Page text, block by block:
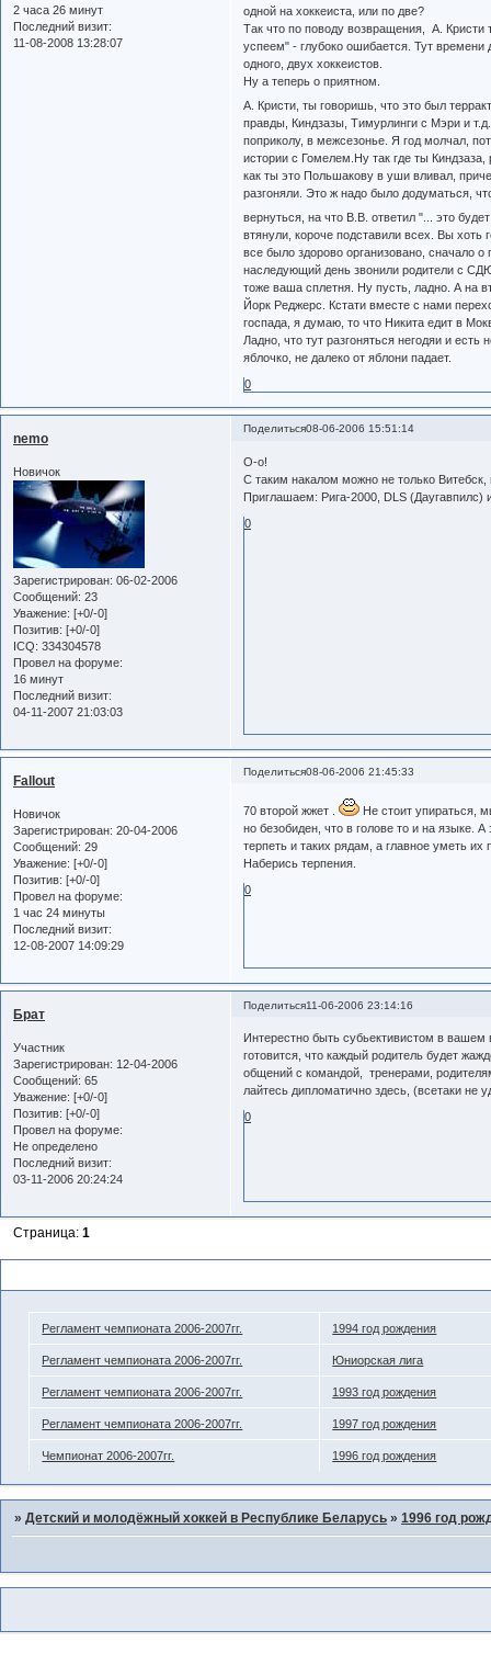
2 часа 26 минут
Последний визит:
11-08-2008 13:28:07
одной на хоккеиста, или по две?
Так что по поводу возвращения, А. Кристи
успеем" - глубоко ошибается. Тут времени
одного, двух хоккеистов.
Ну а теперь о приятном.
А. Кристи, ты говоришь, что это был
правды, Киндзазы, Тимурлинги с Мэри и
поприколу, в межсезонье. Я год молчал,
истории с Гомелем.Ну так где ты
как ты это Польшакову в уши вливал,
разгоняли. Это ж надо было додуматься,
вернуться, на что В.В. ответил "... это
втянули, короче подставили всех. Вы
все было здорово организовано, сначало
наследующий день звонили родители с
тоже ваша сплетня. Ну пусть, ладно. А на
Йорк Реджерс. Кстати вместе с нами
госпада, я думаю, то что Никита едит в
Ладно, что тут разгоняться негодяи и
яблочко, не далеко от яблони падает.
0
Поделиться08-06-2006 15:51:14
nemo
Новичок
Зарегистрирован: 06-02-2006
Сообщений: 23
Уважение: [+0/-0]
Позитив: [+0/-0]
ICQ: 334304578
Провел на форуме:
16 минут
Последний визит:
04-11-2007 21:03:03
О-о!
С таким накалом можно не только
Приглашаем: Рига-2000, DLS (Даугавпилс)
0
Поделиться08-06-2006 21:45:33
Fallout
Новичок
Зарегистрирован: 20-04-2006
Сообщений: 29
Уважение: [+0/-0]
Позитив: [+0/-0]
Провел на форуме:
1 час 24 минуты
Последний визит:
12-08-2007 14:09:29
70 второй жжет .
Не стоит упираться,
но безобиден, что в голове то и на языке.
терпеть и таких рядам, а главное уметь их
Наберись терпения.
0
Поделиться11-06-2006 23:14:16
Брат
Участник
Зарегистрирован: 12-04-2006
Сообщений: 65
Уважение: [+0/-0]
Позитив: [+0/-0]
Провел на форуме:
Не определено
Последний визит:
03-11-2006 20:24:24
Интерестно быть субьективистом в
готовится, что каждый родитель будет
общений с командой, тренерами,
лайтесь дипломатично здесь, (всетаки не
0
Страница:1
Регламент чемпионата 2006-2007гг. 1994 год рождения
Регламент чемпионата 2006-2007гг. Юниорская лига
Регламент чемпионата 2006-2007гг. 1993 год рождения
Регламент чемпионата 2006-2007гг. 1997 год рождения
Чемпионат 2006-2007гг. 1996 год рождения
»Детский и молодёжный хоккей в Республике Беларусь »1996 год